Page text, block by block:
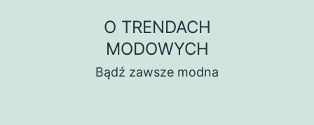
O TRENDACH
MODOWYCH
Bądź zawsze modna